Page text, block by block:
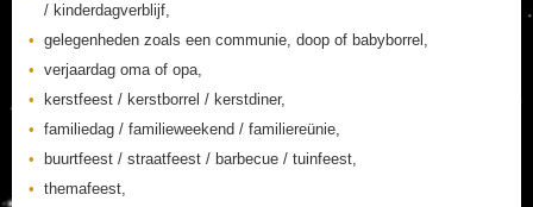
/ kinderdagverblijf,
gelegenheden zoals een communie, doop of babyborrel,
verjaardag oma of opa,
kerstfeest / kerstborrel / kerstdiner,
familiedag / familieweekend / familiereünie,
buurtfeest / straatfeest / barbecue / tuinfeest,
themafeest,